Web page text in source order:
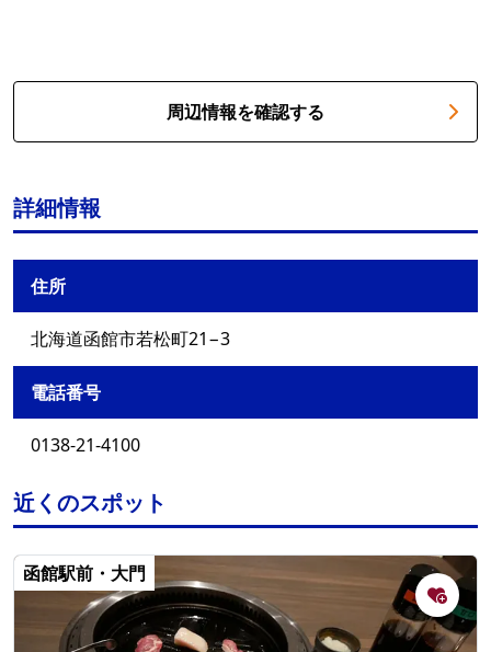
周辺情報を確認する
詳細情報
住所
北海道函館市若松町21−3
電話番号
0138-21-4100
近くのスポット
函館駅前・大門